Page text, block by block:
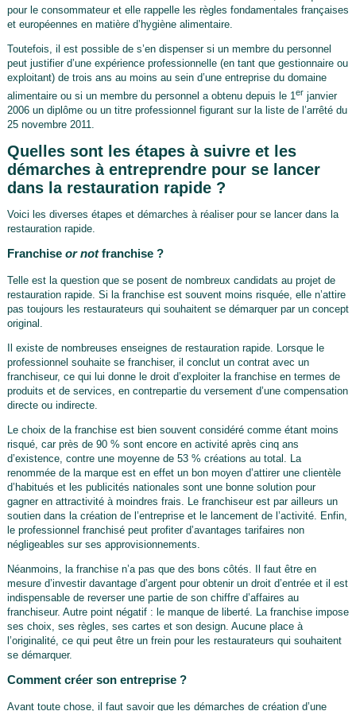
pour le consommateur et elle rappelle les règles fondamentales françaises
et européennes en matière d’hygiène alimentaire.
Toutefois, il est possible de s’en dispenser si un membre du personnel
peut justifier d’une expérience professionnelle (en tant que gestionnaire ou
exploitant) de trois ans au moins au sein d’une entreprise du domaine
alimentaire ou si un membre du personnel a obtenu depuis le 1er janvier
2006 un diplôme ou un titre professionnel figurant sur la liste de l’arrêté du
25 novembre 2011.
Quelles sont les étapes à suivre et les
démarches à entreprendre pour se lancer
dans la restauration rapide ?
Voici les diverses étapes et démarches à réaliser pour se lancer dans la
restauration rapide.
Franchise or notfranchise ?
Telle est la question que se posent de nombreux candidats au projet de
restauration rapide. Si la franchise est souvent moins risquée, elle n’attire
pas toujours les restaurateurs qui souhaitent se démarquer par un concept
original.
Il existe de nombreuses enseignes de restauration rapide. Lorsque le
professionnel souhaite se franchiser, il conclut un contrat avec un
franchiseur, ce qui lui donne le droit d’exploiter la franchise en termes de
produits et de services, en contrepartie du versement d’une compensation
directe ou indirecte.
Le choix de la franchise est bien souvent considéré comme étant moins
risqué, car près de 90 % sont encore en activité après cinq ans
d’existence, contre une moyenne de 53 % créations au total. La
renommée de la marque est en effet un bon moyen d’attirer une clientèle
d’habitués et les publicités nationales sont une bonne solution pour
gagner en attractivité à moindres frais. Le franchiseur est par ailleurs un
soutien dans la création de l’entreprise et le lancement de l’activité. Enfin,
le professionnel franchisé peut profiter d’avantages tarifaires non
négligeables sur ses approvisionnements.
Néanmoins, la franchise n’a pas que des bons côtés. Il faut être en
mesure d’investir davantage d’argent pour obtenir un droit d’entrée et il est
indispensable de reverser une partie de son chiffre d’affaires au
franchiseur. Autre point négatif : le manque de liberté. La franchise impose
ses choix, ses règles, ses cartes et son design. Aucune place à
l’originalité, ce qui peut être un frein pour les restaurateurs qui souhaitent
se démarquer.
Comment créer son entreprise ?
Avant toute chose, il faut savoir que les démarches de création d’une